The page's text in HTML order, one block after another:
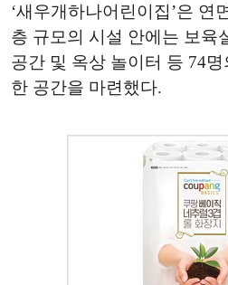
‘새우개하나어린이집’은 연
층 규모의 시설 안에는 보육
공간 및 옥상 놀이터 등 74
한 공간을 마련했다.